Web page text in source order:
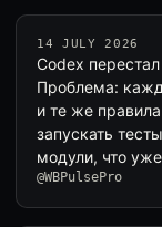
14 JULY 2026
Codex
Проблема:
и те же
запускать
модули, что
@WBPulsePro